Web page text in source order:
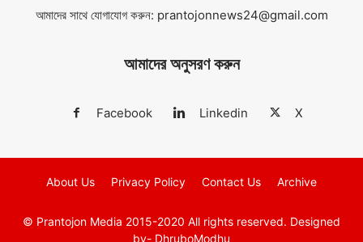
আমাদের সাথে যোগাযোগ করুন: prantojonnews24@gmail.com
আমাদের অনুসরণ করুন
Facebook Linkedin X
About Us Privacy Policy Contact Us Archive
© Prantojon Media 2015-2020 All rights reserved. Designed
by- DhruboModhu